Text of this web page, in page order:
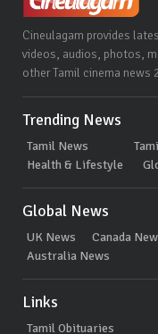
Cineulagam provides
videos, audios, photos,
other Tamil cinema news
Trending News
Tamil News
Health & Lifestyle
Global News
UK News Canada
Australia News
Links
Tamil Obituaries